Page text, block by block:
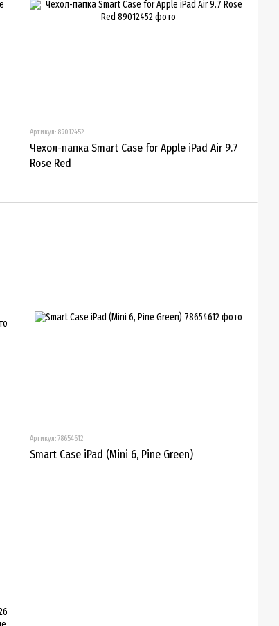
Артикул: 89012452
Чехол-папка Smart Case for Apple iPad Air 9.7
Rose Red
Артикул: 78654612
Smart Case iPad (Mini 6, Pine Green)